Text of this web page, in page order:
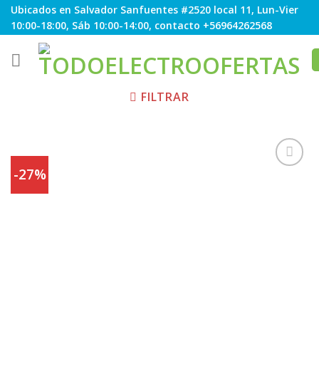
Skip
to
content
Ubicados en Salvador Sanfuentes #2520 local 11, Lun-Vier
10:00-18:00, Sáb 10:00-14:00, contacto +56964262568
FILTRAR
-27%